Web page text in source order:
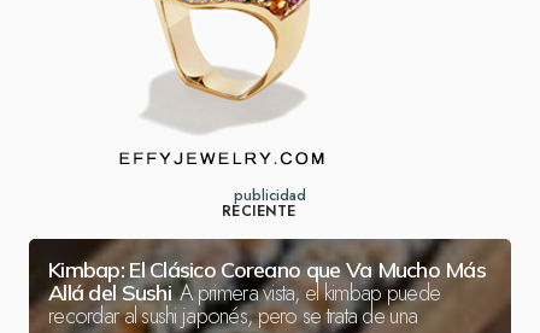
publicidad
RECIENTE
Kimbap: El Clásico Coreano que Va Mucho Más
Allá del Sushi A primera vista, el kimbap puede
recordar al sushi japonés, pero se trata de una